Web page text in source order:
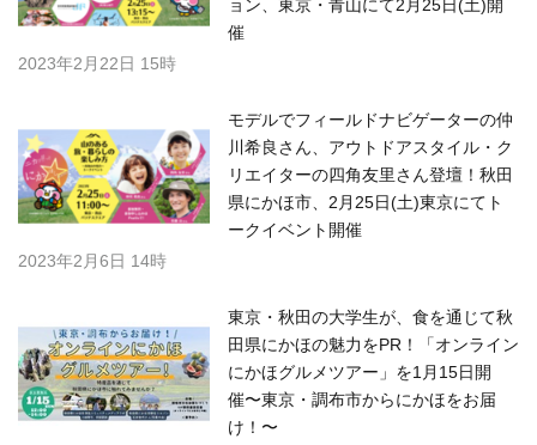
ョン、東京・青山にて2月25日(土)開
催
2023年2月22日 15時
モデルでフィールドナビゲーターの仲
川希良さん、アウトドアスタイル・ク
リエイターの四角友里さん登壇！秋田
県にかほ市、2月25日(土)東京にてト
ークイベント開催
2023年2月6日 14時
東京・秋田の大学生が、食を通じて秋
田県にかほの魅力をPR！「オンライン
にかほグルメツアー」を1月15日開
催〜東京・調布市からにかほをお届
け！〜